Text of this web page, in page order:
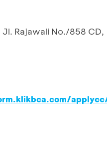
Jl. Rajawali No./858 CD,